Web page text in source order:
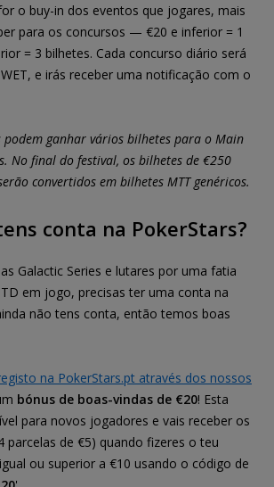
o buy-in dos eventos que jogares, mais
para os concursos — €20 e inferior = 1
= 3 bilhetes. Cada concurso diário será
e irás receber uma notificação com o
podem ganhar vários bilhetes para o Main
No final do festival, os bilhetes de €250
convertidos em bilhetes MTT genéricos.
conta na PokerStars?
Galactic Series e lutares por uma fatia
em jogo, precisas ter uma conta na
não tens conta, então temos boas
na PokerStars.pt através dos nossos
bónus de boas-vindas de €20! Esta
para novos jogadores e vais receber os
parcelas de €5) quando fizeres o teu
ou superior a €10 usando o código de